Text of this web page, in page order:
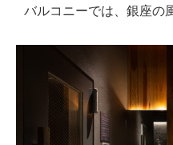
バルコニーでは、銀座の